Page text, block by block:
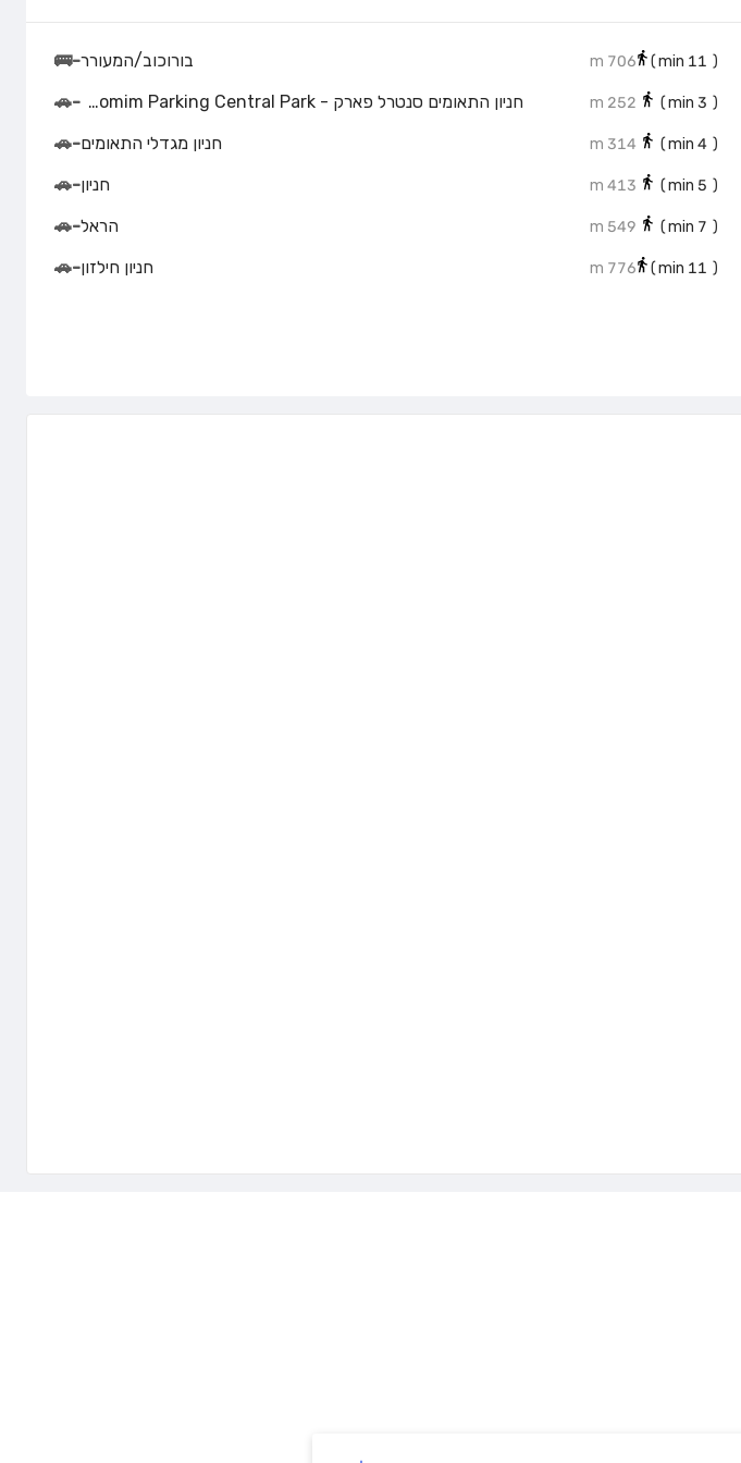
(
11
706 m בורוכוב/המעורר-
🚌
(
3
252 m חניון התאומים סנטרל פארק - Hateomim Parking Central Park -
🚗
(
4
314 m חניון מגדלי התאומים-
🚗
(
5
413 m חניון-
🚗
(
7
549 m הראל-
🚗
(
11
776 m חניון חילזון-
🚗